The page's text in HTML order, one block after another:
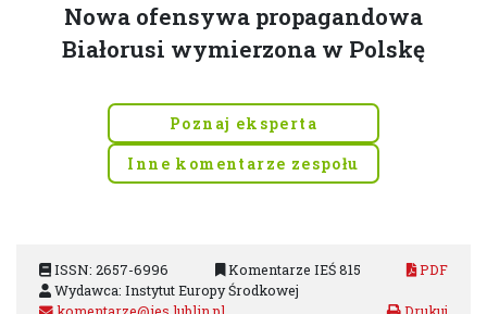
Nowa ofensywa propagandowa
Białorusi wymierzona w Polskę
Poznaj eksperta
Inne komentarze zespołu
ISSN: 2657-6996 Komentarze IEŚ 815
PDF
Wydawca: Instytut Europy Środkowej